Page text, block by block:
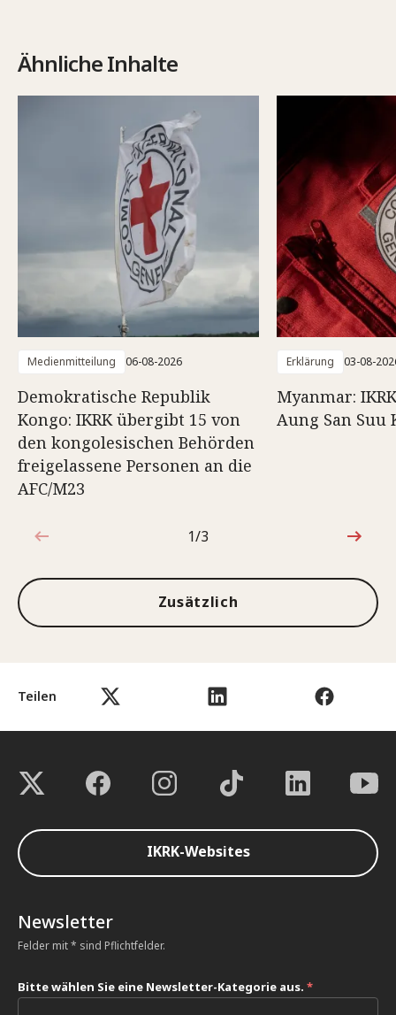
Teilen
Ähnliche Inhalte
Medienmitteilung 06-08-2026
Demokratische Republik
Kongo: IKRK übergibt 15 von
den kongolesischen Behörden
freigelassene Personen an die
AFC/M23
Erklärung 03-08-
Myanmar:
Aung San Suu
1von3
1/3
Zusätzlich
IKRK-Websites
Newsletter
Felder mit * sind Pflichtfelder.
Bitte wählen Sie eine Newsletter-Kategorie aus. *